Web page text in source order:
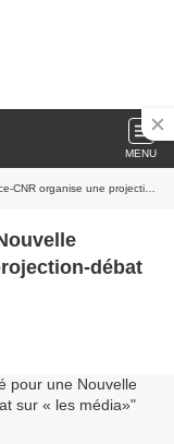
MENU
projection-débat sur « les média»
débat